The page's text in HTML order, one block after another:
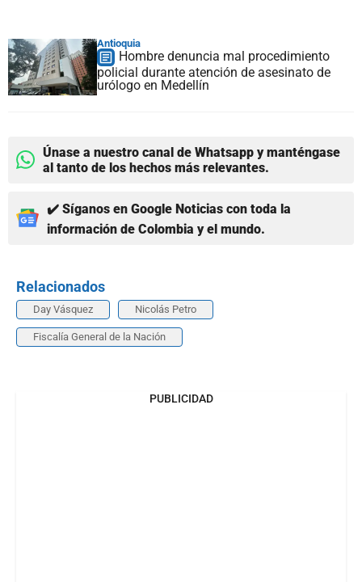
Antioquia
Hombre denuncia mal procedimiento
policial durante atención de asesinato de
urólogo en Medellín
Únase a nuestro canal de Whatsapp y manténgase
al tanto de los hechos más relevantes.
✔️ Síganos en Google Noticias con toda la
información de Colombia y el mundo.
Relacionados
Day Vásquez Nicolás Petro
Fiscalía General de la Nación
PUBLICIDAD